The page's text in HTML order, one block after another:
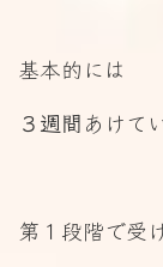
基本的には
３週間あけて
第１段階で受